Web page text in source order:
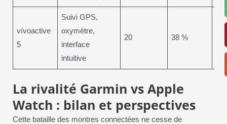
vívoactive
5
Suivi GPS,
oxymètre,
interface
intuitive
20 38 %
La rivalité Garmin vs Apple
Watch : bilan et perspectives
Cette bataille des montres connectées ne cesse de